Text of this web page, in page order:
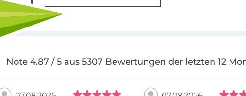
Note 4.87 / 5 aus 5307 Bewertungen der letzten 12